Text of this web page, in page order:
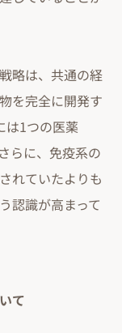
略は、共通の経
を完全に開発す
は1つの医薬
らに、免疫系の
れていたよりも
認識が高まって
て